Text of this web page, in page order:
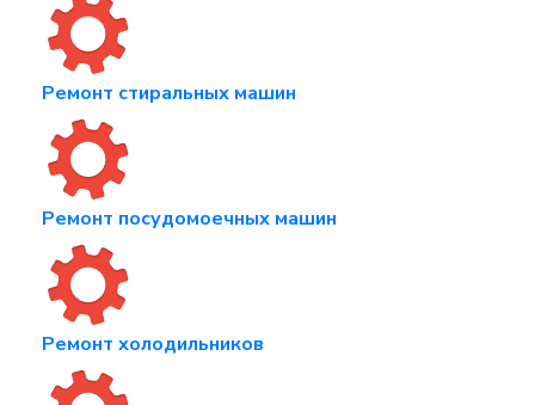
Ремонт стиральных машин
Ремонт посудомоечных машин
Ремонт холодильников